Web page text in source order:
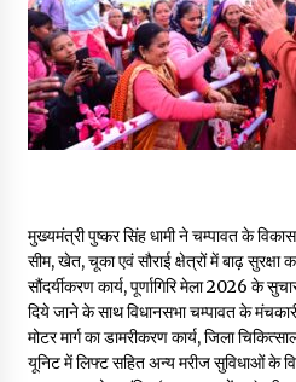
मुख्यमंत्री पुष्कर सिंह धामी ने चम्पावत के
सीम, खेत, चूका एवं सौराई क्षेत्रों में बाढ़ सुरक्षा
सौंदर्यीकरण कार्य, पूर्णागिरि मेला 2026 के
दिये जाने के साथ विधानसभा चम्पावत के
मोटर मार्ग का डामरीकरण कार्य, जिला
यूनिट में लिफ्ट सहित अन्य मरीज सुविधाओं के